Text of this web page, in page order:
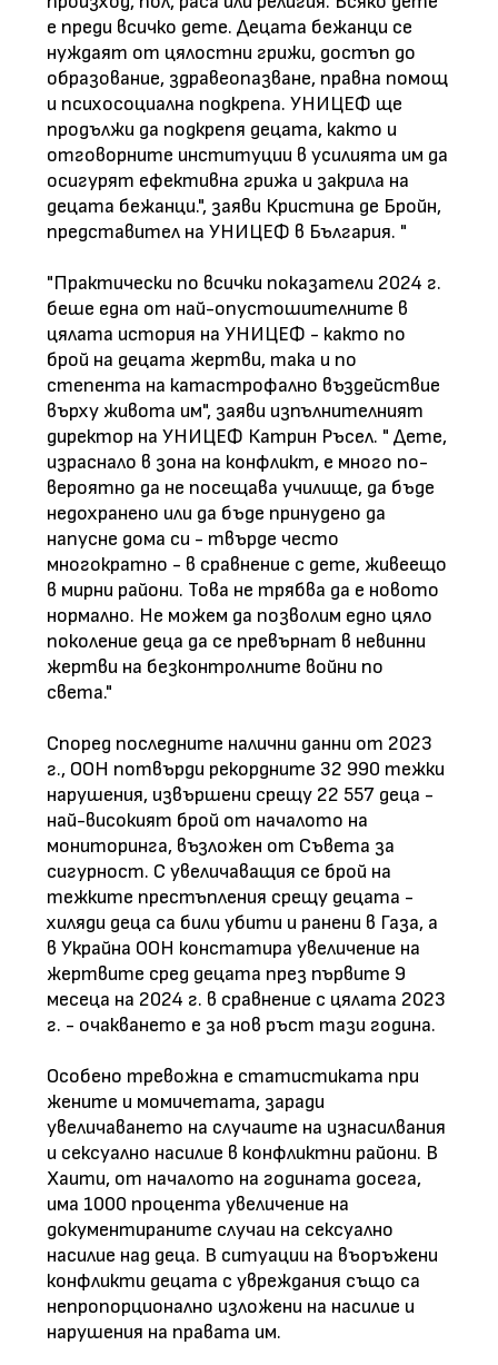
е преди всичко дете. Децата бежанци се
нуждаят от цялостни грижи, достъп до
образование, здравеопазване, правна помощ
и психосоциална подкрепа. УНИЦЕФ ще
продължи да подкрепя децата, както и
отговорните институции в усилията им да
осигурят ефективна грижа и закрила на
децата бежанци.", заяви Кристина де Бройн,
представител на УНИЦЕФ в България. "
"Практически по всички показатели 2024 г.
беше една от най-опустошителните в
цялата история на УНИЦЕФ - както по
брой на децата жертви, така и по
степента на катастрофално въздействие
върху живота им", заяви изпълнителният
директор на УНИЦЕФ Катрин Ръсел. " Дете,
израснало в зона на конфликт, е много по-
вероятно да не посещава училище, да бъде
недохранено или да бъде принудено да
напусне дома си - твърде често
многократно - в сравнение с дете, живеещо
в мирни райони. Това не трябва да е новото
нормално. Не можем да позволим едно цяло
поколение деца да се превърнат в невинни
жертви на безконтролните войни по
света."
Според последните налични данни от 2023
г., ООН потвърди рекордните 32 990 тежки
нарушения, извършени срещу 22 557 деца -
най-високият брой от началото на
мониторинга, възложен от Съвета за
сигурност. С увеличаващия се брой на
тежките престъпления срещу децата -
хиляди деца са били убити и ранени в Газа, а
в Украйна ООН констатира увеличение на
жертвите сред децата през първите 9
месеца на 2024 г. в сравнение с цялата 2023
г. - очакването е за нов ръст тази година.
Особено тревожна е статистиката при
жените и момичетата, заради
увеличаването на случаите на изнасилвания
и сексуално насилие в конфликтни райони. В
Хаити, от началото на годината досега,
има 1000 процента увеличение на
документираните случаи на сексуално
насилие над деца. В ситуации на въоръжени
конфликти децата с увреждания също са
непропорционално изложени на насилие и
нарушения на правата им.